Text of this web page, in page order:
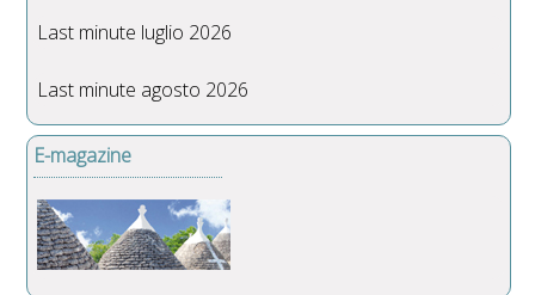
Last minute luglio 2026
Last minute agosto 2026
E-magazine